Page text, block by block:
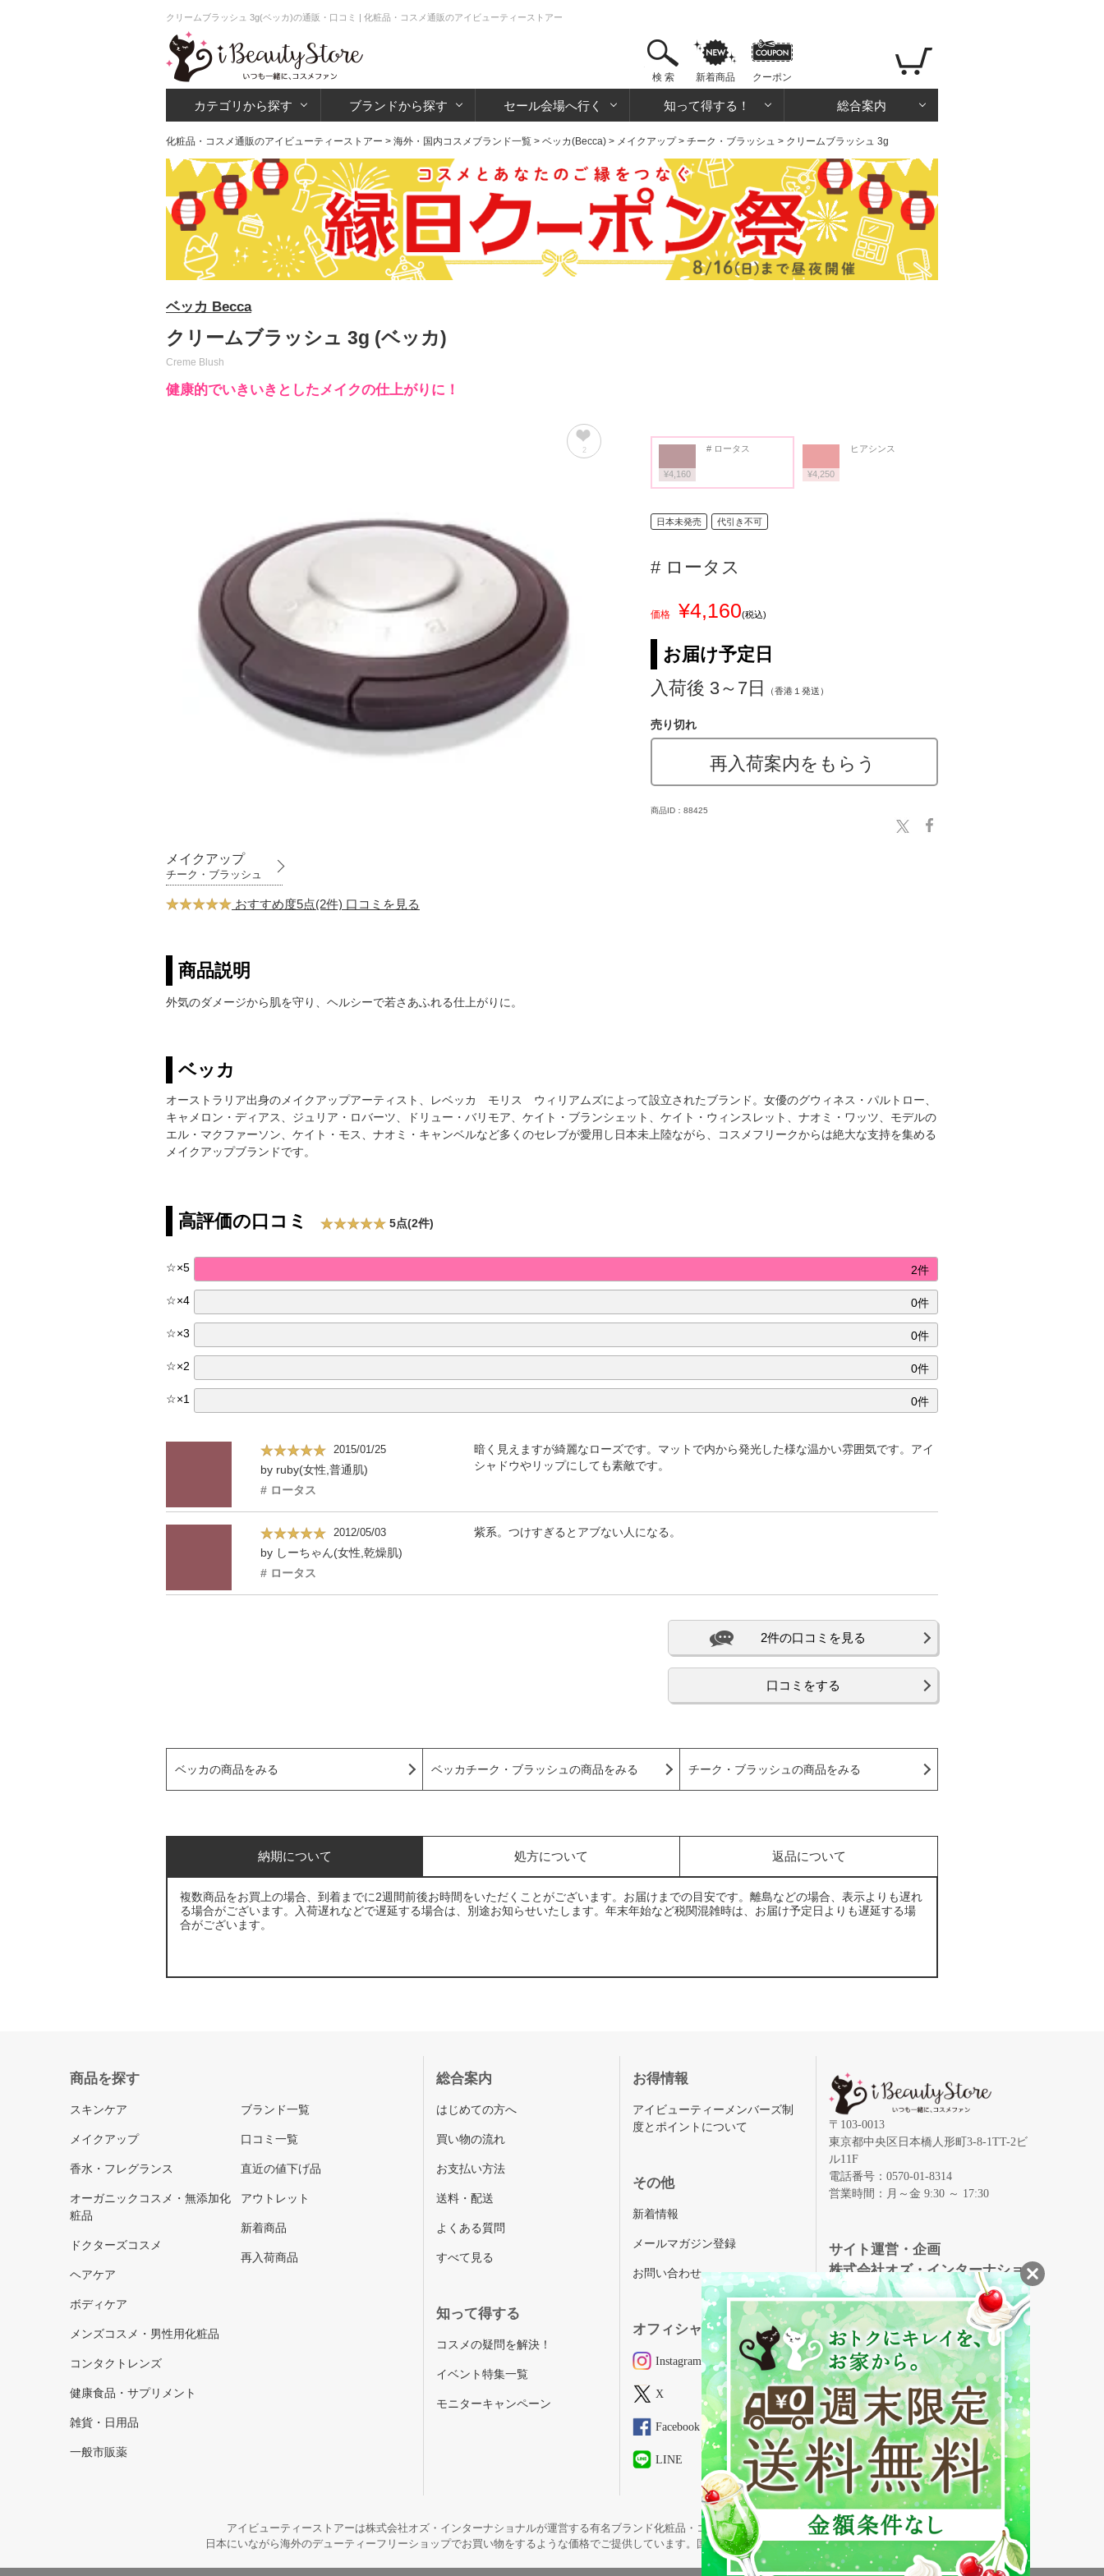
クリームブラッシュ 3g(ベッカ)の通販・口コミ | 化粧品・コスメ通販のアイビューティーストアー
検 索 新着商品 クーポン
カテゴリから探す ブランドから探す セール会場へ行く 知って得する！ 総合案内
化粧品・コスメ通販のアイビューティーストアー > 海外・国内コスメブランド一覧 > ベッカ(Becca) > メイクアップ> チーク・ブラッシュ > クリームブラッシュ 3g
ベッカ Becca
クリームブラッシュ 3g (ベッカ)
Creme Blush
健康的でいきいきとしたメイクの仕上がりに！
2
メイクアップ
チーク・ブラッシュ
おすすめ度5点(2件) 口コミを見る
¥4,160
# ロータス
¥4,250
ヒアシンス
日本未発売 代引き不可
# ロータス
価格 ¥4,160(税込)
お届け予定日
入荷後 3～7日
（香港１発送）
売り切れ
再入荷案内をもらう
商品ID：88425
商品説明
外気のダメージから肌を守り、ヘルシーで若さあふれる仕上がりに。
ベッカ
オーストラリア出身のメイクアップアーティスト、レベッカ モリス ウィリアムズによって設立されたブランド。女優のグウィネス・パルトロー、
キャメロン・ディアス、ジュリア・ロバーツ、ドリュー・バリモア、ケイト・ブランシェット、ケイト・ウィンスレット、ナオミ・ワッツ、モデルの
エル・マクファーソン、ケイト・モス、ナオミ・キャンベルなど多くのセレブが愛用し日本未上陸ながら、コスメフリークからは絶大な支持を集める
メイクアップブランドです。
高評価の口コミ 5点(2件)
☆×5 2件
☆×4 0件
☆×3 0件
☆×2 0件
☆×1 0件
2015/01/25
by ruby(女性,普通肌)
# ロータス
暗く見えますが綺麗なローズです。マットで内から発光した様な温かい雰囲気です。アイ
シャドウやリップにしても素敵です。
2012/05/03
by しーちゃん(女性,乾燥肌)
# ロータス
紫系。つけすぎるとアブない人になる。
2件の口コミを見る
口コミをする
ベッカの商品をみる ベッカチーク・ブラッシュの商品をみる チーク・ブラッシュの商品をみる
納期について 処方について 返品について
複数商品をお買上の場合、到着までに2週間前後お時間をいただくことがございます。お届けまでの目安です。離島などの場合、表示よりも遅れ
る場合がございます。入荷遅れなどで遅延する場合は、別途お知らせいたします。年末年始など税関混雑時は、お届け予定日よりも遅延する場
合がございます。
商品を探す
スキンケア
メイクアップ
香水・フレグランス
オーガニックコスメ・無添加化
粧品
ドクターズコスメ
ヘアケア
ボディケア
メンズコスメ・男性用化粧品
コンタクトレンズ
健康食品・サプリメント
雑貨・日用品
一般市販薬
ブランド一覧
口コミ一覧
直近の値下げ品
アウトレット
新着商品
再入荷商品
総合案内
はじめての方へ
買い物の流れ
お支払い方法
送料・配送
よくある質問
すべて見る
知って得する
コスメの疑問を解決！
イベント特集一覧
モニターキャンペーン
お得情報
アイビューティーメンバーズ制
度とポイントについて
その他
新着情報
メールマガジン登録
お問い合わせ
オフィシャルSNS
Instagram
X
Facebook
LINE
〒103-0013
東京都中央区日本橋人形町3-8-1TT-2ビ
ル11F
電話番号：0570-01-8314
営業時間：月～金 9:30 ～ 17:30
サイト運営・企画
株式会社オズ・インターナショ
ナル
創業150年、英国伝統の最高級猪毛ハン
ドメイドヘアブラシ
メイソンピアソン
アイビューティーストアーは株式会社オズ・インターナショナルが運営する有名ブランド化粧品・コスメ・美容商品の通販サイトです。
日本にいながら海外のデューティーフリーショップでお買い物をするような価格でご提供しています。国内未発売の化粧品も取り揃えています。